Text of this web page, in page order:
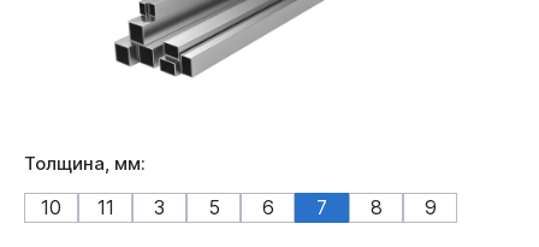
Толщина, мм:
10 11 3 5 6 7 8 9